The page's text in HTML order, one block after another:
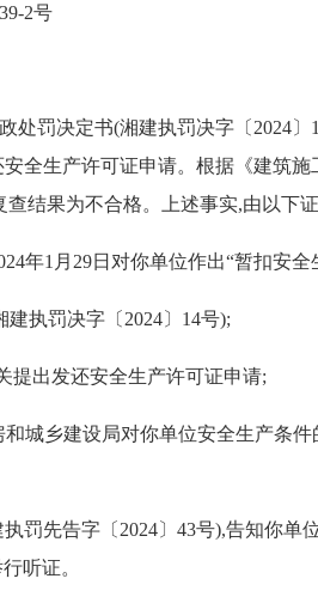
2号
罚决定书(湘建执罚决字〔2024〕
全生产许可证申请。根据《建筑
结果为不合格。上述事实,由以下
1月29日对你单位作出“暂扣安全
执罚决字〔2024〕14号);
提出发还安全生产许可证申请;
城乡建设局对你单位安全生产条
罚先告字〔2024〕43号),告知你
听证。